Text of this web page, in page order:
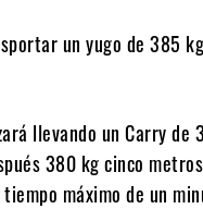
un yugo de 385
llevando un Carry de
380 kg cinco
máximo de un